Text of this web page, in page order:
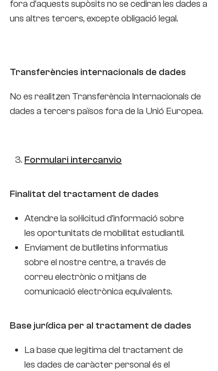
fora d’aquests supòsits no se cediran les dades a
uns altres tercers, excepte obligació legal.
Transferències internacionals de dades
No es realitzen Transferència Internacionals de
dades a tercers països fora de la Unió Europea.
Formulari intercanvio
Finalitat del tractament de dades
Atendre la sol·licitud d’informació sobre
les oportunitats de mobilitat estudiantil.
Enviament de butlletins informatius
sobre el nostre centre, a través de
correu electrònic o mitjans de
comunicació electrònica equivalents.
Base jurídica per al tractament de dades
La base que legitima del tractament de
les dades de caràcter personal és el